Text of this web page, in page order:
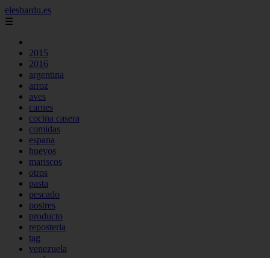
elesbardu.es
☰
2015
2016
argentina
arroz
aves
carnes
cocina casera
comidas
espana
huevos
mariscos
otros
pasta
pescado
postres
producto
reposteria
tag
venezuela